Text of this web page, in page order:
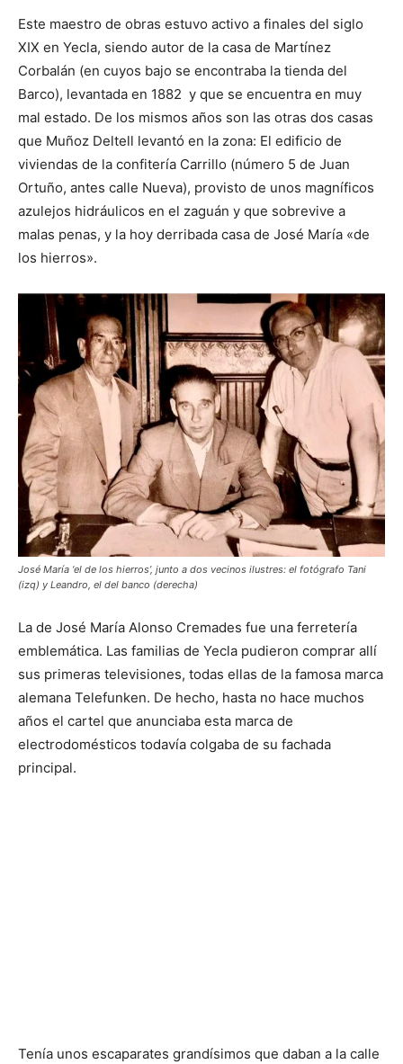
Este maestro de obras estuvo activo a finales del siglo
XIX en Yecla, siendo autor de la casa de Martínez
Corbalán (en cuyos bajo se encontraba la tienda del
Barco), levantada en 1882 y que se encuentra en muy
mal estado. De los mismos años son las otras dos casas
que Muñoz Deltell levantó en la zona: El edificio de
viviendas de la confitería Carrillo (número 5 de Juan
Ortuño, antes calle Nueva), provisto de unos magníficos
azulejos hidráulicos en el zaguán y que sobrevive a
malas penas, y la hoy derribada casa de José María «de
los hierros».
José María ‘el de los hierros’, junto a dos vecinos ilustres: el fotógrafo Tani
(izq) y Leandro, el del banco (derecha)
La de José María Alonso Cremades fue una ferretería
emblemática. Las familias de Yecla pudieron comprar allí
sus primeras televisiones, todas ellas de la famosa marca
alemana Telefunken. De hecho, hasta no hace muchos
años el cartel que anunciaba esta marca de
electrodomésticos todavía colgaba de su fachada
principal.
Tenía unos escaparates grandísimos que daban a la calle